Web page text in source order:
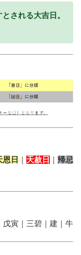
される大吉日。
恩日 天赦日
帰忌
戊寅｜三碧｜建｜牛